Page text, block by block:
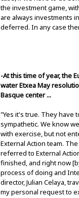
the investment game,
are always investments
deferred. In any case
-At this time of year, the
water Etxea May
Basque center ...
"Yes it's true. They have
sympathetic. We know
with exercise, but not
External Action team.
referred to External
finished, and right now
process of doing and
director, Julian Celaya,
my personal request to